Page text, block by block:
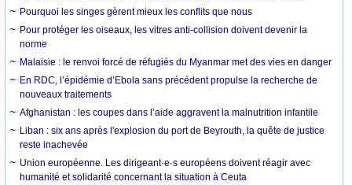
Pourquoi les singes gèrent mieux les conflits que nous
Pour protéger les oiseaux, les vitres anti-collision doivent devenir la
norme
Malaisie : le renvoi forcé de réfugiés du Myanmar met des vies en danger
En RDC, l’épidémie d’Ebola sans précédent propulse la recherche de
nouveaux traitements
Afghanistan : les coupes dans l’aide aggravent la malnutrition infantile
Liban : six ans après l'explosion du port de Beyrouth, la quête de justice
reste inachevée
Union européenne. Les dirigeant·e·s européens doivent réagir avec
humanité et solidarité concernant la situation à Ceuta